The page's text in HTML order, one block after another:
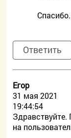
Ответить
Егор
31 мая 2021
19:44:54
Здравствуйте.
на